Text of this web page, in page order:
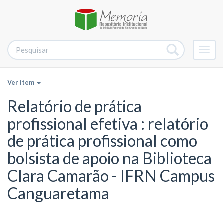
Ver item
Relatório de prática
profissional efetiva : relatório
de prática profissional como
bolsista de apoio na Biblioteca
Clara Camarão - IFRN Campus
Canguaretama